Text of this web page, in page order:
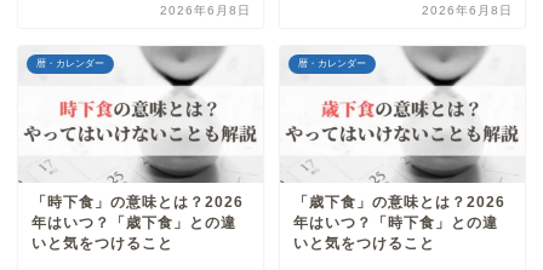
2026年6月8日 2026年6月8日
暦・カレンダー
「時下食」の意味とは？2026
年はいつ？「歳下食」との違
いと気をつけること
暦・カレンダー
「歳下食」の意味とは？2026
年はいつ？「時下食」との違
いと気をつけること